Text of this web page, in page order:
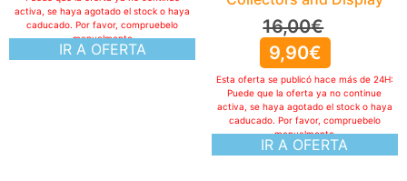
IR A OFERTA
activa, se haya agotado el stock o haya
caducado. Por favor, compruebelo
manualmente
16,00€
9,90€
IR A OFERTA
Esta oferta se publicó hace más de 24H:
Puede que la oferta ya no continue
activa, se haya agotado el stock o haya
caducado. Por favor, compruebelo
manualmente